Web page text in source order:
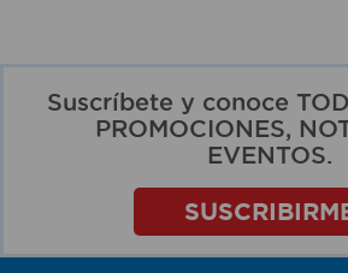
Suscríbete y conoce
PROMOCIONES,
EVENTOS.